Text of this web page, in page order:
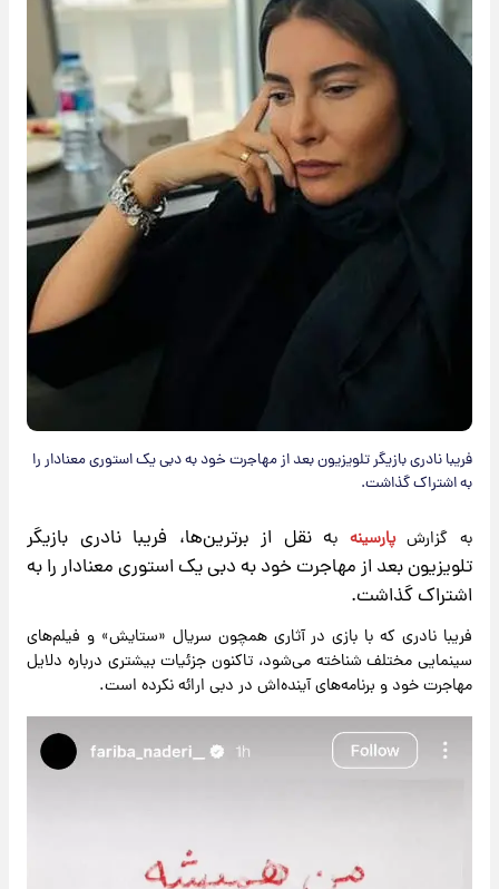
فریبا نادری بازیگر تلویزیون بعد از مهاجرت خود به دبی یک استوری معنادار را
به اشتراک گذاشت.
به گزارش پارسینه به نقل از برترین‌ها، فریبا نادری بازیگر
تلویزیون بعد از مهاجرت خود به دبی یک استوری معنادار را به
اشتراک گذاشت.
فریبا نادری که با بازی در آثاری همچون سریال «ستایش» و فیلم‌های
سینمایی مختلف شناخته می‌شود، تاکنون جزئیات بیشتری درباره دلایل
مهاجرت خود و برنامه‌های آینده‌اش در دبی ارائه نکرده است.